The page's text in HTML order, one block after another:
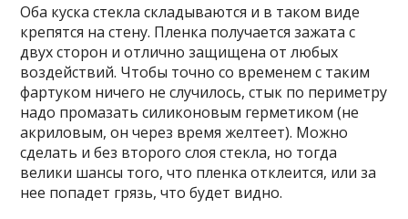
Оба куска стекла складываются и в таком виде
крепятся на стену. Пленка получается зажата с
двух сторон и отлично защищена от любых
воздействий. Чтобы точно со временем с таким
фартуком ничего не случилось, стык по периметру
надо промазать силиконовым герметиком (не
акриловым, он через время желтеет). Можно
сделать и без второго слоя стекла, но тогда
велики шансы того, что пленка отклеится, или за
нее попадет грязь, что будет видно.